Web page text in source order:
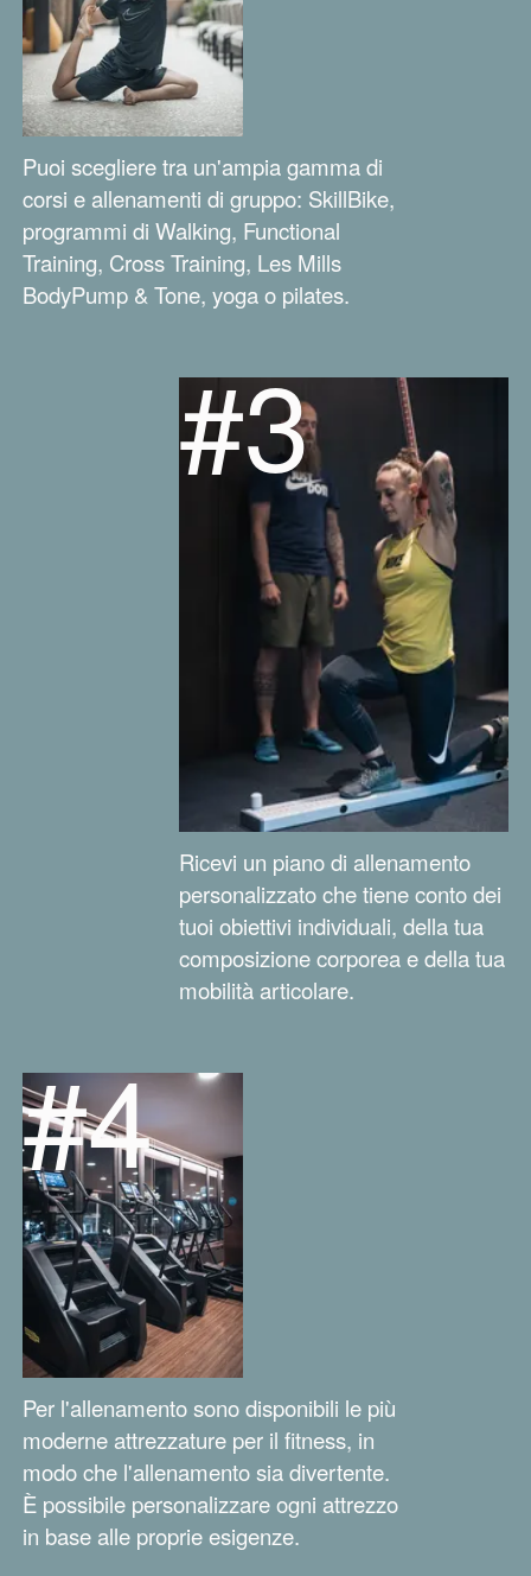
Puoi scegliere tra un'ampia gamma di
corsi e allenamenti di gruppo: SkillBike,
programmi di Walking, Functional
Training, Cross Training, Les Mills
BodyPump & Tone, yoga o pilates.
#3
Ricevi un piano di allenamento
personalizzato che tiene conto dei
tuoi obiettivi individuali, della tua
composizione corporea e della tua
mobilità articolare.
#4
Per l'allenamento sono disponibili le più
moderne attrezzature per il fitness, in
modo che l'allenamento sia divertente.
È possibile personalizzare ogni attrezzo
in base alle proprie esigenze.